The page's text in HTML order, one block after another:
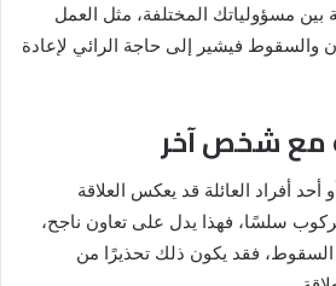
بين مسؤولياتك المختلفة، مثل العمل
والسقوط فيشير إلى حاجة الرائي لإعادة
أفراد العائلة قد يعكس العلاقة
الركوب سلسًا، فهذا يدل على تعاون ناجح،
فقد يكون ذلك تحذيرًا من